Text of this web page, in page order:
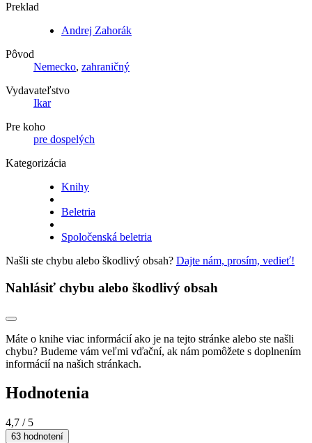
Preklad
Andrej Zahorák
Pôvod
Nemecko, zahraničný
Vydavateľstvo
Ikar
Pre koho
pre dospelých
Kategorizácia
Knihy
Beletria
Spoločenská beletria
Našli ste chybu alebo škodlivý obsah? Dajte nám, prosím, vedieť!
Nahlásiť chybu alebo škodlivý obsah
Máte o knihe viac informácií ako je na tejto stránke alebo ste našli
chybu? Budeme vám veľmi vďační, ak nám pomôžete s doplnením
informácií na našich stránkach.
Hodnotenia
4,7 / 5
63 hodnotení